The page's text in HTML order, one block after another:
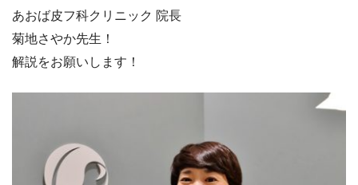
あおば皮フ科クリニック 院長
菊地さやか先生！
解説をお願いします！